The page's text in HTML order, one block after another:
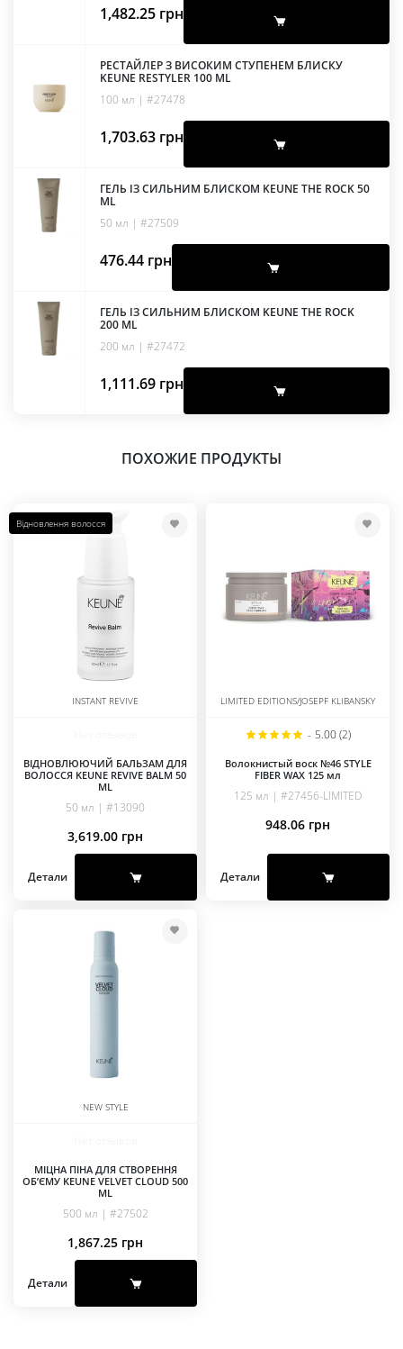
1,482.25 грн
РЕСТАЙЛЕР З ВИСОКИМ СТУПЕНЕМ БЛИСКУ
KEUNE RESTYLER 100 ML
100 мл | #27478
1,703.63 грн
ГЕЛЬ ІЗ СИЛЬНИМ БЛИСКОМ KEUNE THE ROCK 50
ML
50 мл | #27509
476.44 грн
ГЕЛЬ ІЗ СИЛЬНИМ БЛИСКОМ KEUNE THE ROCK
200 ML
200 мл | #27472
1,111.69 грн
ПОХОЖИЕ ПРОДУКТЫ
Відновлення волосся
INSTANT REVIVE
ВІДНОВЛЮЮЧИЙ БАЛЬЗАМ ДЛЯ
ВОЛОССЯ KEUNE REVIVE BALM 50
ML
50 мл | #13090
3,619.00 грн
Детали
LIMITED EDITIONS/JOSEPF KLIBANSKY
- 5.00 (2)
Волокнистый воск №46 STYLE
FIBER WAX 125 мл
125 мл | #27456-LIMITED
948.06 грн
Детали
NEW STYLE
МІЦНА ПІНА ДЛЯ СТВОРЕННЯ
ОБ’ЄМУ KEUNE VELVET CLOUD 500
ML
500 мл | #27502
1,867.25 грн
Детали